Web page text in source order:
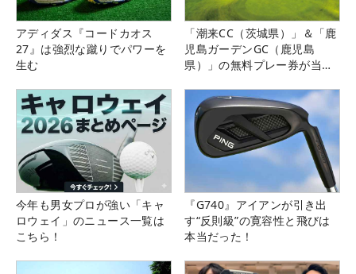
アディダス『コードカオス
27』は強烈な蹴りでパワーを
生む
「潮来CC（茨城県）」＆「鹿
児島ガーデンGC（鹿児島
県）」の無料プレー券が当た
今年も男女プロが強い「キャ
ロウェイ」のニュース一覧は
こちら！
『G740』アイアンが引き出
す“反則級”の寛容性と飛びは
本当だった！